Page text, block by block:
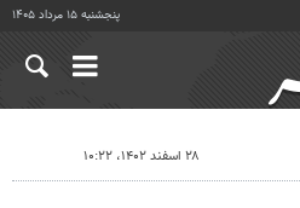
پنجشنبه ۱۵ مرداد ۱۴۰۵
۲۸ اسفند ۱۴۰۲، ۱۰:۲۲